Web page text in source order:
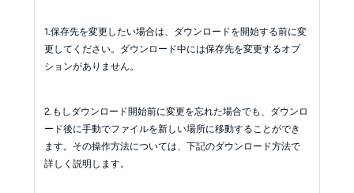
1.保存先を変更したい場合は、ダウンロードを開始する前に変
更してください。ダウンロード中には保存先を変更するオプ
ションがありません。
2.もしダウンロード開始前に変更を忘れた場合でも、ダウンロ
ード後に手動でファイルを新しい場所に移動することができ
ます。その操作方法については、下記のダウンロード方法で
詳しく説明します。